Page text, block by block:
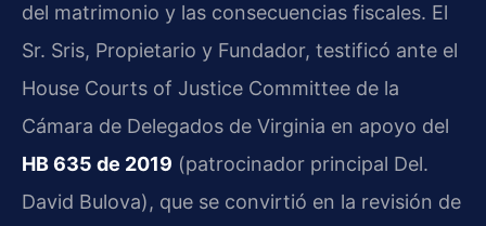
del matrimonio y las consecuencias fiscales. El
Sr. Sris, Propietario y Fundador, testificó ante el
House Courts of Justice Committee de la
Cámara de Delegados de Virginia en apoyo del
HB 635 de 2019 (patrocinador principal Del.
David Bulova), que se convirtió en la revisión de